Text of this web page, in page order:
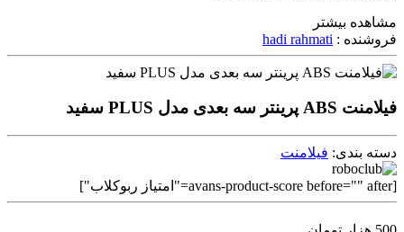
مشاهده بیشتر
فروشنده : hadi rahmati
فیلامنت ABS پرینتر سه بعدی مدل PLUS سفید
دسته بندی: فیلامنت
[avans-product-score before="" after="امتیاز ربوکلاب"]